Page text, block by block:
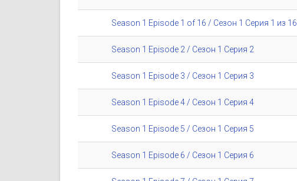
Season 1 Episode 1 of 16 / Сезон 1 Серия 1 из 16
Season 1 Episode 2 / Сезон 1 Серия 2
Season 1 Episode 3 / Сезон 1 Серия 3
Season 1 Episode 4 / Сезон 1 Серия 4
Season 1 Episode 5 / Сезон 1 Серия 5
Season 1 Episode 6 / Сезон 1 Серия 6